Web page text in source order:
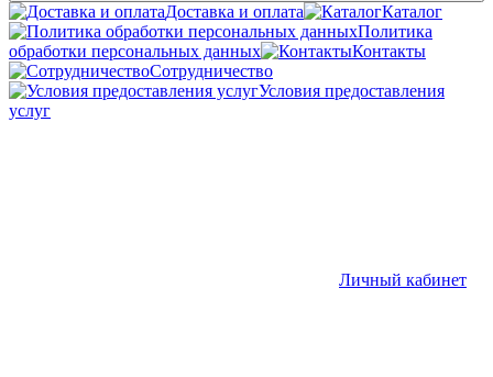
Доставка и оплата
Каталог
Политика
обработки персональных данных
Контакты
Сотрудничество
Условия предоставления
услуг
Личный кабинет